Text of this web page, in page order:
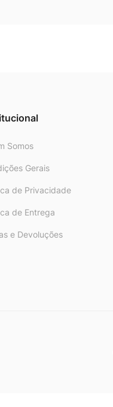
Somos
Gerais
de Privacidade
de Entrega
e Devoluções